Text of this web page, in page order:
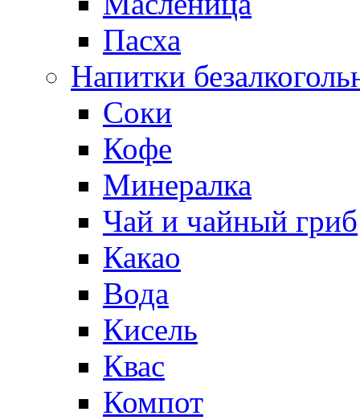
Пасха
Напитки
Соки
Кофе
Минералка
Чай и чайный гриб
Какао
Вода
Кисель
Квас
Компот